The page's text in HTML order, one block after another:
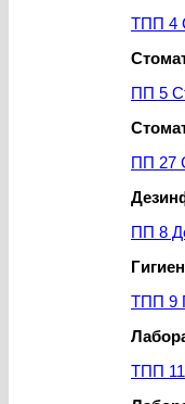
ТПП 4
ПП 5
ПП 27
ПП 8
ТПП 9
ТПП 11